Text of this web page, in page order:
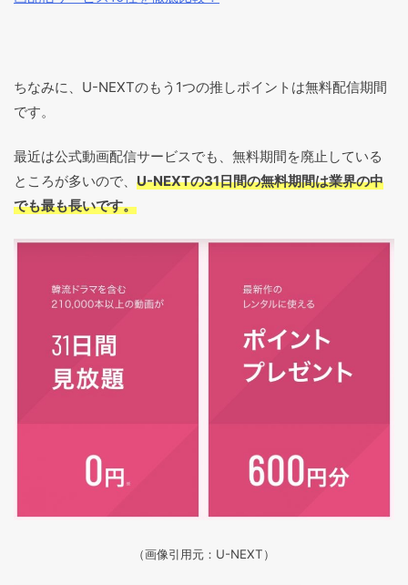
ちなみに、U-NEXTのもう1つの推しポイントは無料配信期間
です。
最近は公式動画配信サービスでも、無料期間を廃止している
ところが多いので、 U-NEXTの31日間の無料期間は業界の中
でも最も長いです。
（画像引用元：U-NEXT）